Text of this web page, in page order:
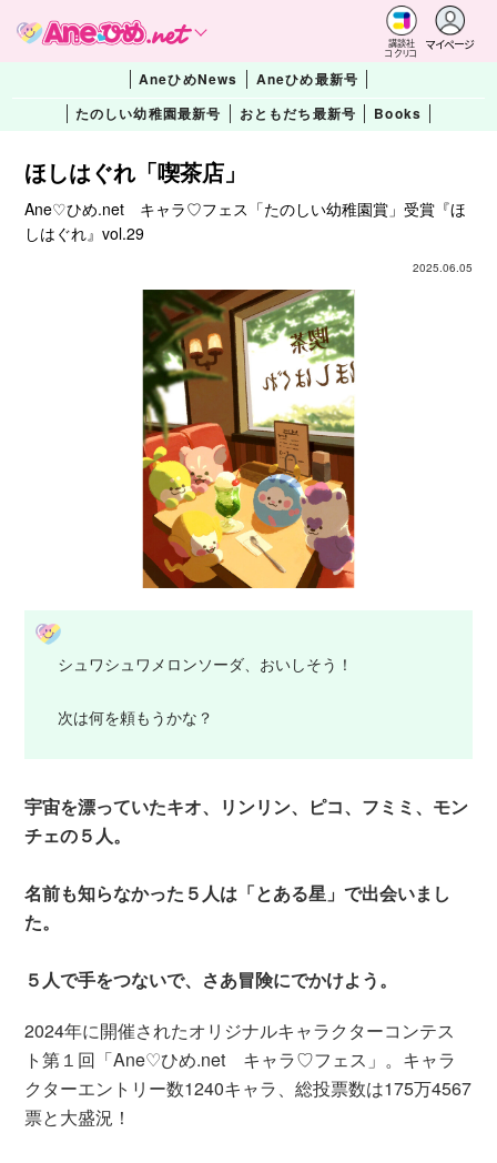
講談社
コクリコ
マイページ
AneひめNews
Aneひめ最新号
たのしい幼稚園最新号
おともだち最新号 Books
ほしはぐれ「喫茶店」
Ane♡ひめ.net キャラ♡フェス「たのしい幼稚園賞」受賞『ほ
しはぐれ』vol.29
2025.06.05
シュワシュワメロンソーダ、おいしそう！
次は何を頼もうかな？
宇宙を漂っていたキオ、リンリン、ピコ、フミミ、モン
チェの５人。
名前も知らなかった５人は「とある星」で出会いまし
た。
５人で手をつないで、さあ冒険にでかけよう。
2024年に開催されたオリジナルキャラクターコンテス
ト第１回「Ane♡ひめ.net キャラ♡フェス」。キャラ
クターエントリー数1240キャラ、総投票数は175万4567
票と大盛況！